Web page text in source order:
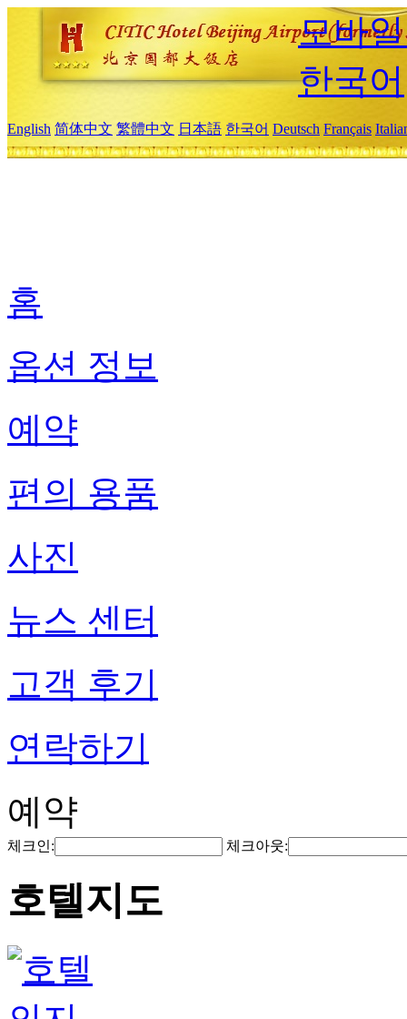
모바
한국어
English 简体中文 繁體中文 日本語 한국어 Deutsch Français
홈
옵션 정보
예약
편의 용품
사진
뉴스 센터
고객 후기
연락하기
예약
체크인: 체크아웃:
호텔지도